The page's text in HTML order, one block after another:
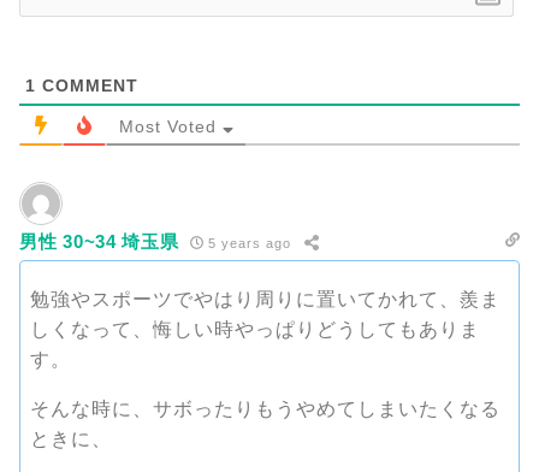
1 COMMENT
Most Voted
男性 30~34 埼玉県 5 years ago
勉強やスポーツでやはり周りに置いてかれて、羨ま
しくなって、悔しい時やっぱりどうしてもありま
す。
そんな時に、サボったりもうやめてしまいたくなる
ときに、